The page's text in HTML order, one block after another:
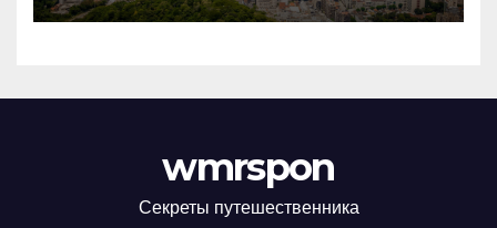
wmrspon
Секреты путешественника